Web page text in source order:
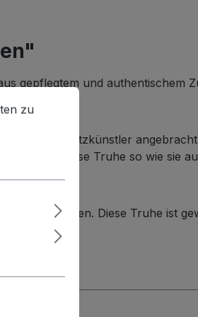
gepflegtem und authentischem
den Schnitzkünstler
erhielten diese Truhe so wie sie
gelangen. Diese Truhe ist
zu können.
Mehr Informationen ...
zu